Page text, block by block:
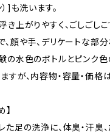
]も洗います。
き上がりやすく、ごしごし
、顔や手、デリケートな部
の水色のボトルとピンク色
すが、内容物・容量・価格
た足の洗浄に、体臭・汗臭